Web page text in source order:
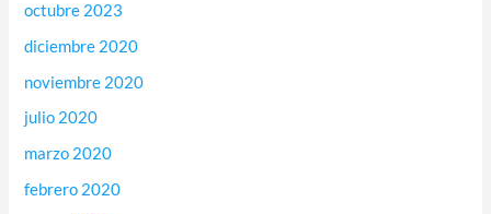
octubre 2023
diciembre 2020
noviembre 2020
julio 2020
marzo 2020
febrero 2020